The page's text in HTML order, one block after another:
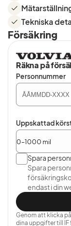
Tekniska
Försäkring
Räkna på
Personnummer
Uppskattad
Spara
Spara
endast i din
Genom att klicka
dina uppgifter till IF